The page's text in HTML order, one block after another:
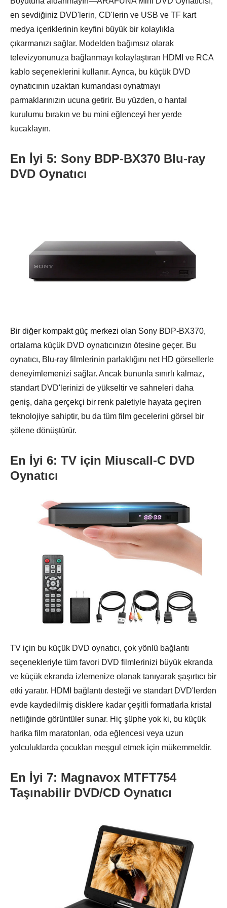
en sevdiğiniz DVD'lerin, CD'lerin ve USB ve TF kart
medya içeriklerinin keyfini büyük bir kolaylıkla
çıkarmanızı sağlar. Modelden bağımsız olarak
televizyonunuza bağlanmayı kolaylaştıran HDMI ve RCA
kablo seçeneklerini kullanır. Ayrıca, bu küçük DVD
oynatıcının uzaktan kumandası oynatmayı
parmaklarınızın ucuna getirir. Bu yüzden, o hantal
kurulumu bırakın ve bu mini eğlenceyi her yerde
kucaklayın.
En İyi 5: Sony BDP-BX370 Blu-ray
DVD Oynatıcı
Bir diğer kompakt güç merkezi olan Sony BDP-BX370,
ortalama küçük DVD oynatıcınızın ötesine geçer. Bu
oynatıcı, Blu-ray filmlerinin parlaklığını net HD görsellerle
deneyimlemenizi sağlar. Ancak bununla sınırlı kalmaz,
standart DVD'lerinizi de yükseltir ve sahneleri daha
geniş, daha gerçekçi bir renk paletiyle hayata geçiren
teknolojiye sahiptir, bu da tüm film gecelerini görsel bir
şölene dönüştürür.
En İyi 6: TV için Miuscall-C DVD
Oynatıcı
TV için bu küçük DVD oynatıcı, çok yönlü bağlantı
seçenekleriyle tüm favori DVD filmlerinizi büyük ekranda
ve küçük ekranda izlemenize olanak tanıyarak şaşırtıcı bir
etki yaratır. HDMI bağlantı desteği ve standart DVD'lerden
evde kaydedilmiş disklere kadar çeşitli formatlarla kristal
netliğinde görüntüler sunar. Hiç şüphe yok ki, bu küçük
harika film maratonları, oda eğlencesi veya uzun
yolculuklarda çocukları meşgul etmek için mükemmeldir.
En İyi 7: Magnavox MTFT754
Taşınabilir DVD/CD Oynatıcı